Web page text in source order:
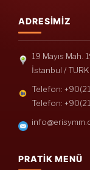
ADRESIMIZ
19 Mayıs Mah.
İstanbul /
Telefon:
Telefon:
PRATIK MENÜ